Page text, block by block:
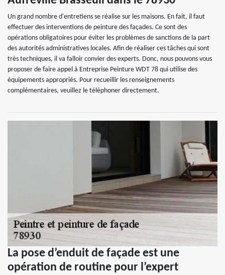
Un grand nombre d'entretiens se réalise sur les maisons. En fait, il faut
effectuer des interventions de peinture des façades. Ce sont des
opérations obligatoires pour éviter les problèmes de sanctions de la part
des autorités administratives locales. Afin de réaliser ces tâches qui sont
très techniques, il va falloir convier des experts. Donc, nous pouvons vous
proposer de faire appel à Entreprise Peinture WDT 78 qui utilise des
équipements appropriés. Pour recueillir les renseignements
complémentaires, veuillez le téléphoner directement.
La pose d’enduit de façade est une
opération de routine pour l’expert